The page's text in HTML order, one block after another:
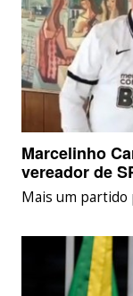
Marcelinho
vereador de
Mais um partido